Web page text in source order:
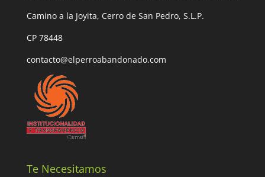
Camino a la Joyita, Cerro de San Pedro, S.L.P.
CP 78448
contacto@elperroabandonado.com
Te Necesitamos